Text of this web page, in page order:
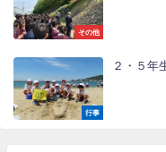
その他
行事
２・５年